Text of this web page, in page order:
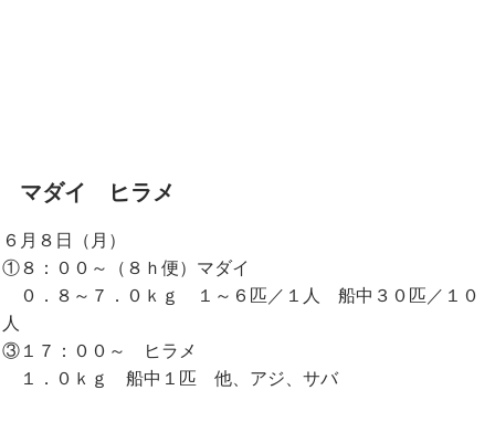
マダイ ヒラメ
６月８日（月）
①８：００～（８ｈ便）マダイ
０．８～７．０ｋｇ １～６匹／１人 船中３０匹／１０
人
③１７：００～ ヒラメ
１．０ｋｇ 船中１匹 他、アジ、サバ